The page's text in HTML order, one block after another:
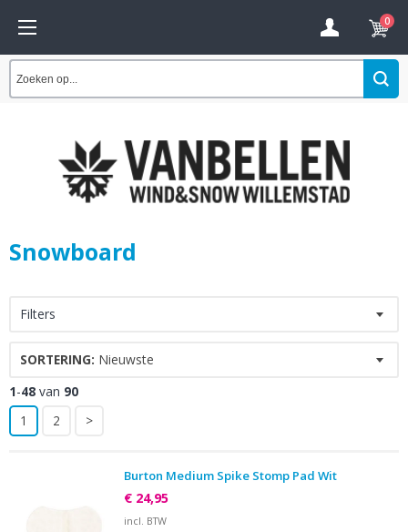
0
Snowboard
Filters
SORTERING: Nieuwste
1-48 van 90
1
2 >
Burton Medium Spike Stomp Pad Wit
€ 24,95
incl. BTW